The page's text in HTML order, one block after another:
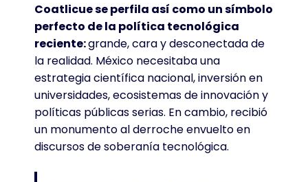
Coatlicue se perfila así como un símbolo
perfecto de la política tecnológica
reciente:grande, cara y desconectada de
la realidad. México necesitaba una
estrategia científica nacional, inversión en
universidades, ecosistemas de innovación y
políticas públicas serias. En cambio, recibió
un monumento al derroche envuelto en
discursos de soberanía tecnológica.